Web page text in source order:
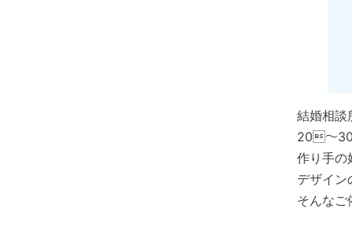
結婚相談
20〜30
作り手の
デザイン
そんなご